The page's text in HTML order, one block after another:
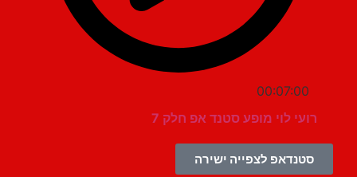
00:07:00
רועי לוי מופע סטנד אפ חלק 7
סטנדאפ לצפייה ישירה